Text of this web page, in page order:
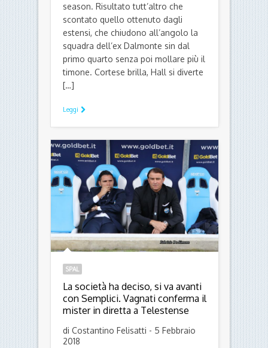
season. Risultato tutt’altro che
scontato quello ottenuto dagli
estensi, che chiudono all’angolo la
squadra dell’ex Dalmonte sin dal
primo quarto senza poi mollare più il
timone. Cortese brilla, Hall si diverte
[…]
Leggi
SPAL
La società ha deciso, si va avanti
con Semplici. Vagnati conferma il
mister in diretta a Telestense
di Costantino Felisatti - 5 Febbraio
2018